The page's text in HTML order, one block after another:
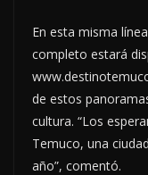
En esta misma
completo estará
de estos
cultura. “Los
Temuco, una
año”, comentó.